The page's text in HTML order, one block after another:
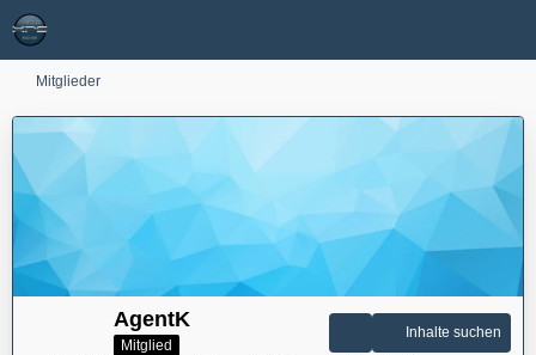
Mitglieder
AgentK
Mitglied
Inhalte suchen